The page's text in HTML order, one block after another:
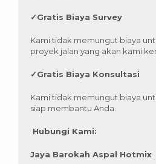
✓Gratis Biaya Survey
Kami tidak memungut biaya
proyek jalan yang akan kami
✓Gratis Biaya Konsultasi
Kami tidak memungut biaya
siap membantu Anda.
Hubungi Kami:
Jaya Barokah Aspal Hotmix